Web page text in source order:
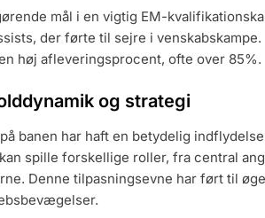
mål i en vigtig EM-
der førte til sejre i venskabskampe.
høj afleveringsprocent, ofte over 85%.
og strategi
banen har haft en betydelig
spille forskellige roller, fra central
Denne tilpasningsevne har ført til